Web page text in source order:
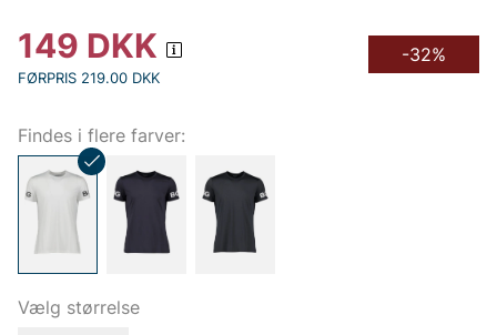
149 DKK
FØRPRIS 219.00 DKK
-32%
Findes i flere farver:
Vælg størrelse